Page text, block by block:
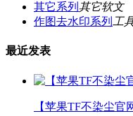
其它系列 其它软文
作图去水印系列 工
最近发表
【苹果TF不染尘